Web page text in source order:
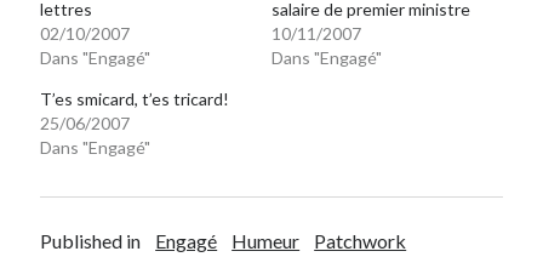
lettres
02/10/2007
Dans "Engagé"
salaire de premier ministre
10/11/2007
Dans "Engagé"
T’es smicard, t’es tricard!
25/06/2007
Dans "Engagé"
Published in Engagé Humeur Patchwork